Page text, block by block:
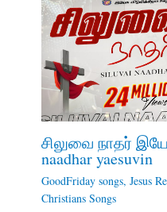
சிலுவை நாதர்
naadhar yaesuvin
GoodFriday songs, Jesus
Christians Songs